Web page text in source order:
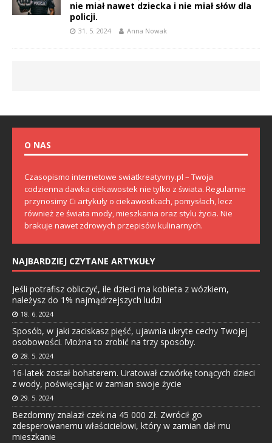
nie miał nawet dziecka i nie miał słów dla
policji.
31. 5. 2024 Anna Nowak
O NAS
Czasopismo internetowe swiatkreatyvny.pl – Twoja
codzienna dawka ciekawostek nie tylko z świata. Regularnie
przynosimy Ci artykuły o ciekawostkach, pomysłach, lecz
również ze świata mody, mieszkania oraz stylu życia. Nie
brakuje nawet zdrowych przepisów kulinarnych.
NAJBARDZIEJ CZYTANE ARTYKUŁY
Jeśli potrafisz obliczyć, ile dzieci ma kobieta z wózkiem,
należysz do 1% najmądrzejszych ludzi
18. 6. 2024
Sposób, w jaki zaciskasz pięść, ujawnia ukryte cechy Twojej
osobowości. Można to zrobić na trzy sposoby.
28. 5. 2024
16-latek został bohaterem. Uratował czwórkę tonących dzieci
z wody, poświęcając w zamian swoje życie
29. 5. 2024
Bezdomny znalazł czek na 45 000 Zł. Zwrócił go
zdesperowanemu właścicielowi, który w zamian dał mu
mieszkanie